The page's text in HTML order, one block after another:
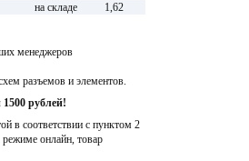
на складе 1,62
менеджеров
разъемов и элементов.
рублей!
в соответствии с пунктом 2
режиме онлайн, товар